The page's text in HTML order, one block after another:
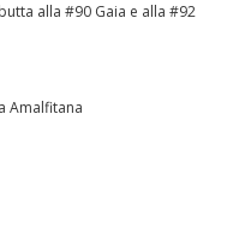
alla #90 Gaia e alla #92
Amalfitana